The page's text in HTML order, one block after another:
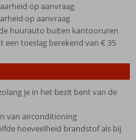
op aanvraag
op aanvraag
huurauto buiten kantooruren
een toeslag berekend van € 35
je in het bezit bent van de
van airconditioning
hoeveelheid brandstof als bij